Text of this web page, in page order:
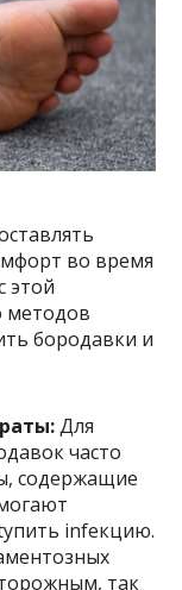
во время
этой
методов
бородавки и
Для
часто
содержащие
infекцию.
так